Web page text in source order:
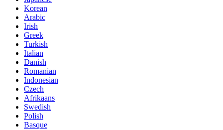
Korean
Arabic
Irish
Greek
Turkish
Italian
Danish
Romanian
Indonesian
Czech
Afrikaans
Swedish
Polish
Basque